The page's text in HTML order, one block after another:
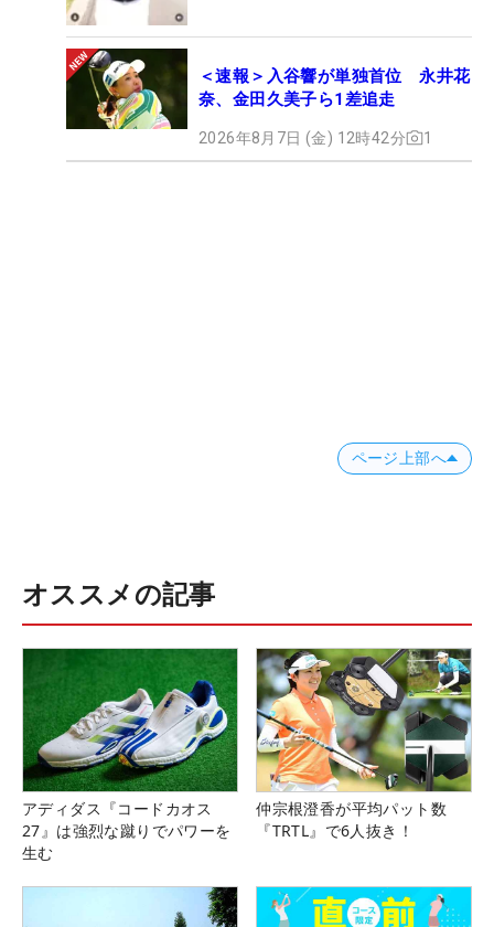
＜速報＞入谷響が単独首位 永井花
奈、金田久美子ら1差追走
2026年8月7日 (金) 12時42分 1
ページ上部へ
オススメの記事
アディダス『コードカオス
27』は強烈な蹴りでパワーを
生む
仲宗根澄香が平均パット数
『TRTL』で6人抜き！